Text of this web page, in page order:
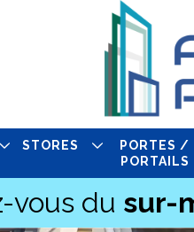
STORES
PORTES /
PORTAILS
vous du sur-